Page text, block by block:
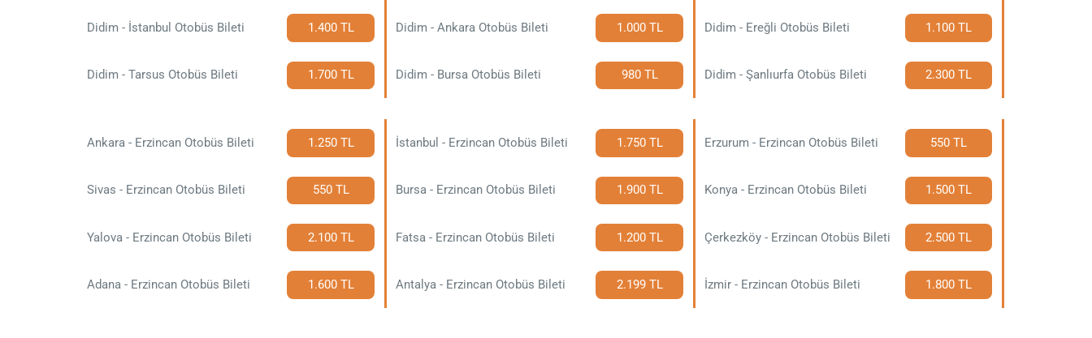
Didim - İstanbul Otobüs Bileti 1.400 TL Didim - Ankara Otobüs Bileti 1.000 TL Didim - Ereğli Otobüs Bileti 1.100 TL
Didim - Tarsus Otobüs Bileti 1.700 TL Didim - Bursa Otobüs Bileti 980 TL Didim - Şanlıurfa Otobüs Bileti 2.300 TL
Ankara - Erzincan Otobüs Bileti 1.250 TL İstanbul - Erzincan Otobüs Bileti 1.750 TL Erzurum - Erzincan Otobüs Bileti 550 TL
Sivas - Erzincan Otobüs Bileti 550 TL Bursa - Erzincan Otobüs Bileti 1.900 TL Konya - Erzincan Otobüs Bileti 1.500 TL
Yalova - Erzincan Otobüs Bileti 2.100 TL Fatsa - Erzincan Otobüs Bileti 1.200 TL Çerkezköy - Erzincan Otobüs Bileti 2.500 TL
Adana - Erzincan Otobüs Bileti 1.600 TL Antalya - Erzincan Otobüs Bileti 2.199 TL İzmir - Erzincan Otobüs Bileti 1.800 TL